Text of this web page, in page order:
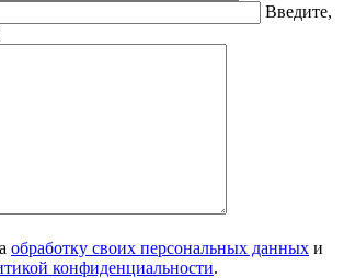
Введите,
обработку своих персональных данных и
конфиденциальности.